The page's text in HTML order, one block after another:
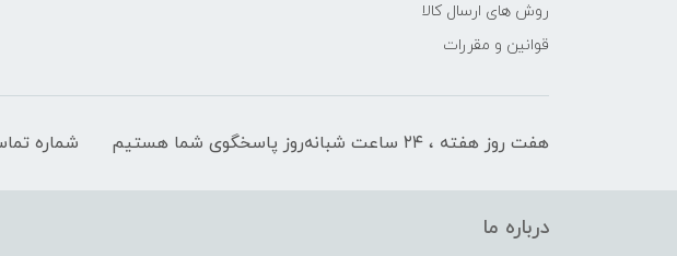
روش های ارسال کالا
قوانین و مقررات
هفت روز هفته ، ۲۴ ساعت شبانه‌روز پاسخگوی شما هستیم شماره
درباره ما